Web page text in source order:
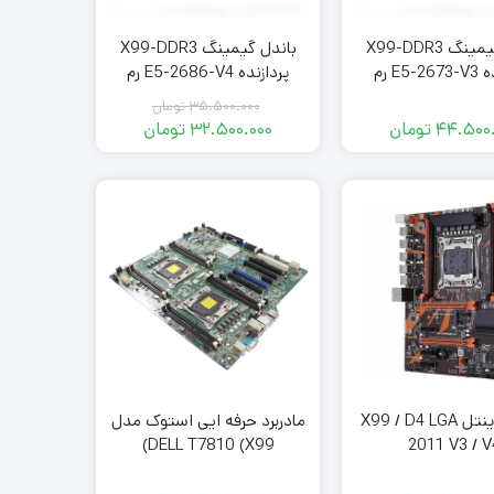
باندل گیمینگ X99-DDR3
پردازنده E5-2673-V3 رم
تومان
باندل گیمینگ X99-DDR3
پردازنده E5-2686-V4 رم
16GB
35.500.000تومان
بود.
32.500.000 تومان
مادربرد اینتل X99 / D4 LGA
2011 V3 /
مادربرد حرفه ایی استوک مدل
DELL T7810 (X99)